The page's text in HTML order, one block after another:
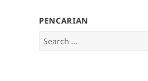
PENCARIAN
Search
for: